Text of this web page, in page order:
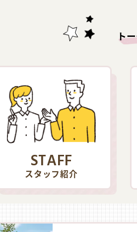
ト
STAFF
スタッフ紹介